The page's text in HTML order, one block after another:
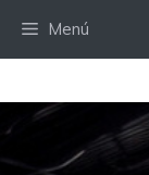
Menú